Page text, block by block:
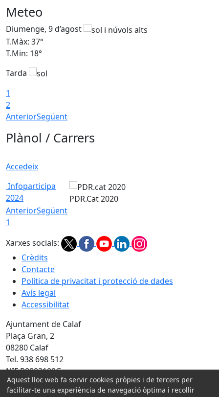
Meteo
Diumenge, 9 d’agost
T.Màx: 37°
T.Min: 18°
Tarda
1
2
AnteriorSegüent
Plànol / Carrers
Accedeix
Infoparticipa
2024
PDR.Cat 2020
AnteriorSegüent
1
Xarxes socials:
Crèdits
Contacte
Política de privacitat i protecció de dades
Avís legal
Accessibilitat
Ajuntament de Calaf
Plaça Gran, 2
08280 Calaf
Tel. 938 698 512
NIF P0803100G
Amb la col·laboració de:
Aquest lloc web fa servir cookies pròpies i de tercers per
facilitar-te una experiència de navegació òptima i recollir